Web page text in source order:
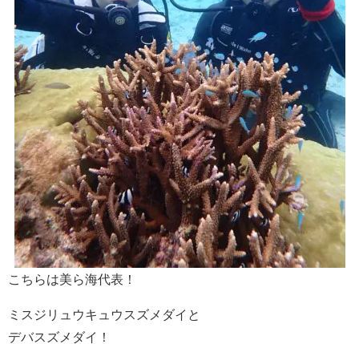
こちらは美ら海代表！
ミスジリュウキュウスズメダイと
デバスズメダイ！